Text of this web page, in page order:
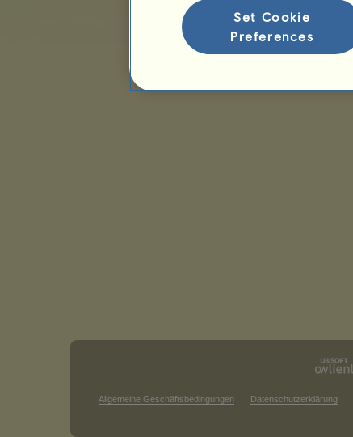
Allgemeine Geschäftsbedingungen Datenschutzerklärung
Set Cookie
Preferences